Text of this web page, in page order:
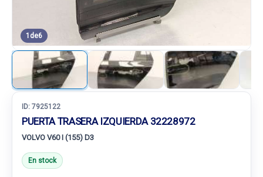
1 de6
ID: 7925122
PUERTA TRASERA IZQUIERDA 32228972
VOLVO V60 I (155) D3
En stock